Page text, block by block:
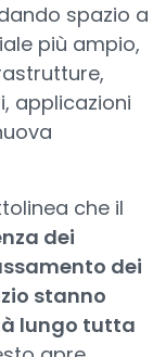
spazio a
più ampio,
applicazioni
che il
dei
dei
stanno
lungo tutta